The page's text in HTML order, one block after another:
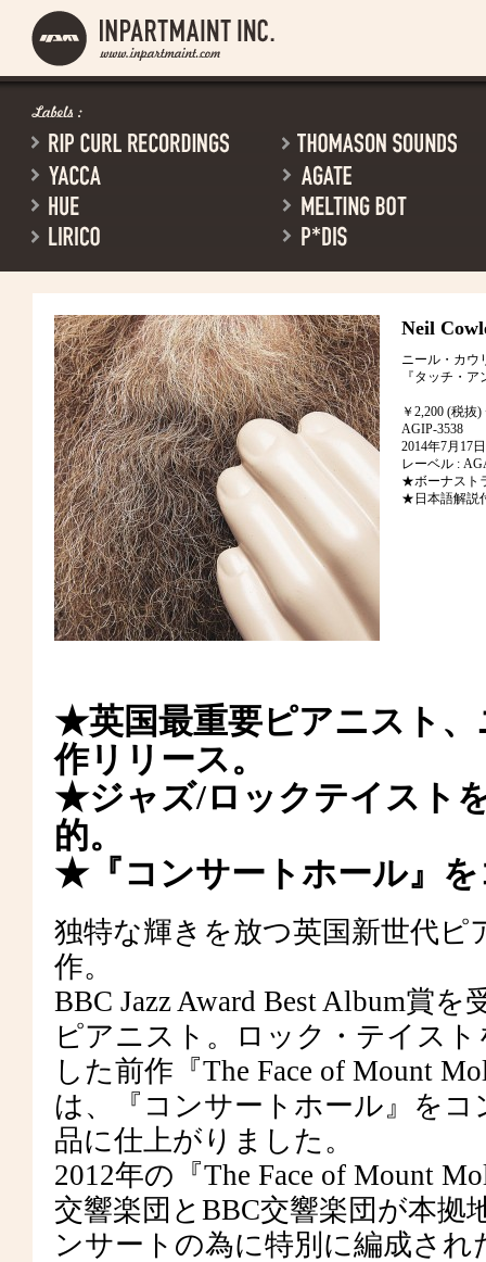
Neil
ニール・カウ
『タッチ・
￥2,200 (税抜)
AGIP-3538
2014年7月17日
レーベル :
★ボーナスト
★日本語解説
★英国最重要ピアニスト、
作リリース。
★ジャズ/ロックテイスト
的。
★『コンサートホール』
独特な輝きを放つ英国新世代
作。
BBC Jazz Award Best Album賞
ピアニスト。ロック・テイス
した前作『The Face of Mount
は、『コンサートホール』を
品に仕上がりました。
2012年の『The Face of Mount
交響楽団とBBC交響楽団が本
ンサートの為に特別に編成さ